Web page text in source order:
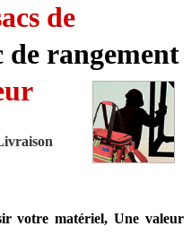
de
de rangement
votre matériel, Une valeur